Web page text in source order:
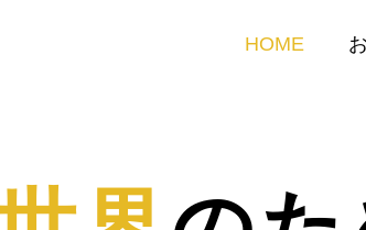
HOME